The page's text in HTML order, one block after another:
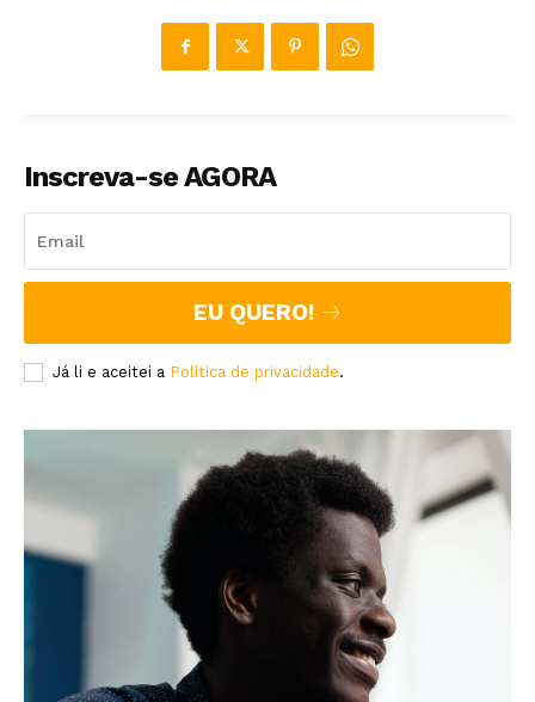
Inscreva-se AGORA
EU QUERO!
Já li e aceitei a Política de privacidade.